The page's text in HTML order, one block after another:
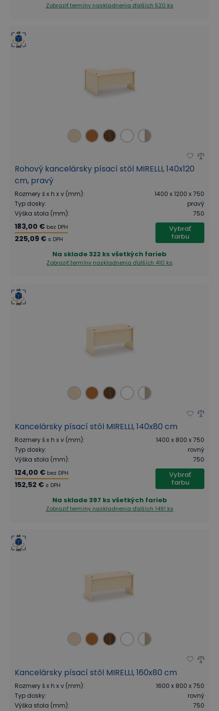
Zobraziť termíny naskladnenia ďalších 520 ks
Rohový kancelársky písací stôl MIRELLI, 140x120
cm, pravý
Rozmery š x h x v (mm):
1400 x 1200 x 750
Typ dosky:
pravý
Výška stola (mm): 750
183,00 € bez DPH
225,09 € s DPH
Vybrať
farbu
Na sklade322 ks všetkých farieb
Zobraziť termíny naskladnenia ďalších 410 ks
Kancelársky písací stôl MIRELLI, 140x80 cm
Rozmery š x h x v (mm):
1400 x 800 x 750
Typ dosky:
rovný
Výška stola (mm): 750
124,00 € bez DPH
152,52 € s DPH
Vybrať
farbu
Na sklade397 ks všetkých farieb
Zobraziť termíny naskladnenia ďalších 1491 ks
Kancelársky písací stôl MIRELLI, 160x80 cm
Rozmery š x h x v (mm):
1600 x 800 x 750
Typ dosky:
rovný
Výška stola (mm): 750